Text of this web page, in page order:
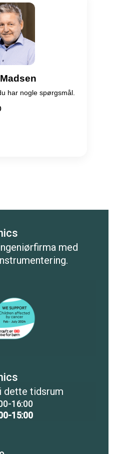
har nogle spørgsmål.
med
tidsrum
16:00
15:00